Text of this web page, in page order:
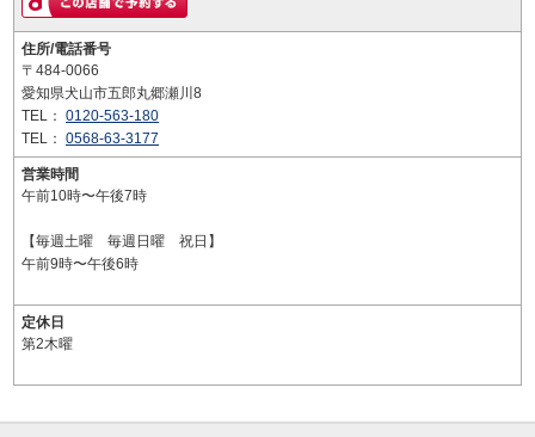
住所/電話番号
〒484-0066
愛知県犬山市五郎丸郷瀬川8
TEL： 0120-563-180
TEL： 0568-63-3177
営業時間
午前10時〜午後7時
【毎週土曜 毎週日曜 祝日】
午前9時〜午後6時
定休日
第2木曜